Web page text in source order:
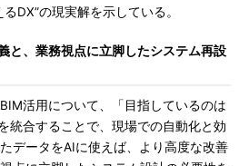
DX”の現実解を示している。
と、業務視点に立脚したシステム再設
活用について、「目指しているのは
統合することで、現場での自動化と効
データをAIに使えば、より高度な改善